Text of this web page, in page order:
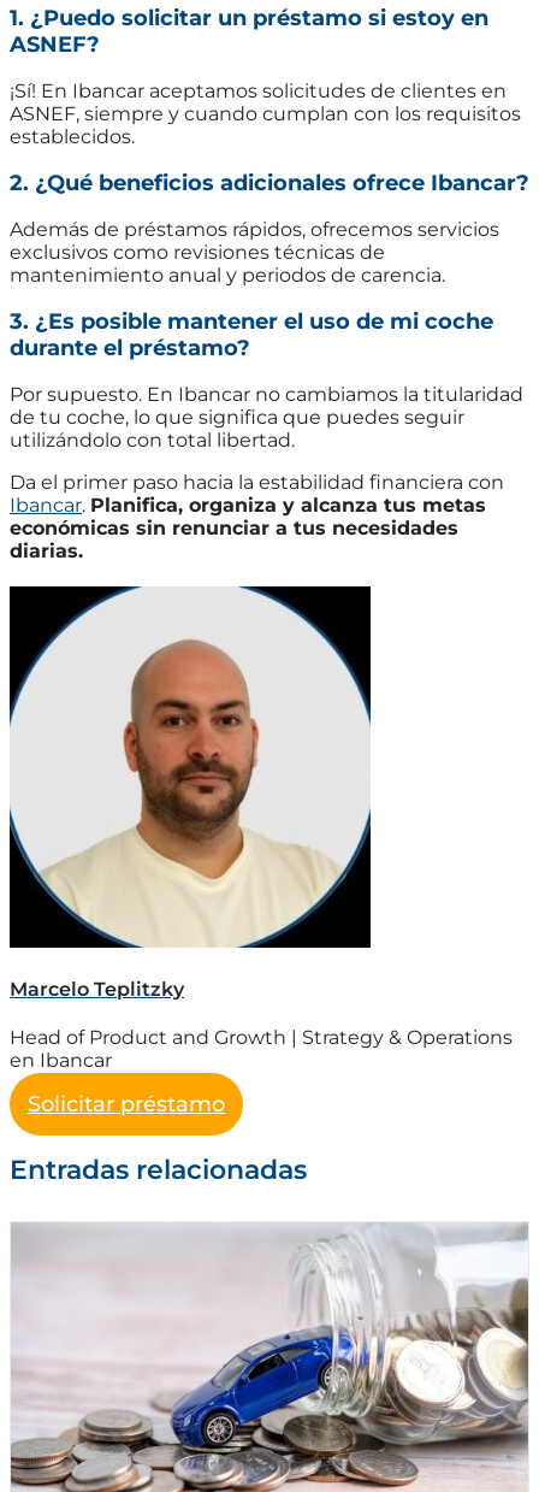
1. ¿Puedo solicitar un préstamo si estoy en
ASNEF?
¡Sí! En Ibancar aceptamos solicitudes de clientes en
ASNEF, siempre y cuando cumplan con los requisitos
establecidos.
2. ¿Qué beneficios adicionales ofrece Ibancar?
Además de préstamos rápidos, ofrecemos servicios
exclusivos como revisiones técnicas de
mantenimiento anual y periodos de carencia.
3. ¿Es posible mantener el uso de mi coche
durante el préstamo?
Por supuesto. En Ibancar no cambiamos la titularidad
de tu coche, lo que significa que puedes seguir
utilizándolo con total libertad.
Da el primer paso hacia la estabilidad financiera con
Ibancar. Planifica, organiza y alcanza tus metas
económicas sin renunciar a tus necesidades
diarias.
Marcelo Teplitzky
Head of Product and Growth | Strategy & Operations
en Ibancar
Solicitar préstamo
Entradas relacionadas